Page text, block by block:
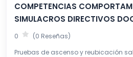
COMPETENCIAS
SIMULACROS DIRECTIVOS
0 (0 Reseñas)
Pruebas de ascenso y reubicación